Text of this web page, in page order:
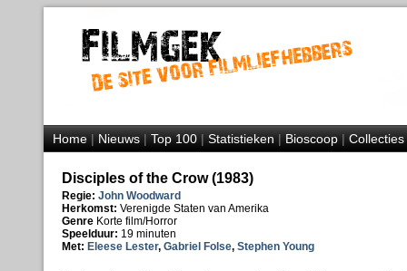
Home|Nieuws|Top 100|Statistieken|Bioscoop|Collecties
Disciples of the Crow (1983)
Regie: John Woodward
Herkomst: Verenigde Staten van Amerika
Genre Korte film/Horror
Speelduur: 19 minuten
Met: Eleese Lester, Gabriel Folse, Stephen Young